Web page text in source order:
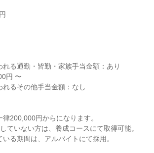
る通勤・皆勤・家族手当金額：あり
円 〜
るその他手当金額：なし
200,000円からになります。
ていない方は、養成コースにて取得可能。
る期間は、アルバイトにて採用。